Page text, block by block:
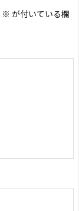
※ が付いている欄